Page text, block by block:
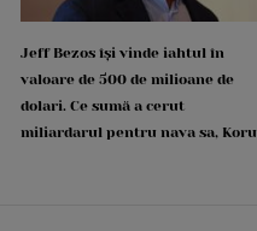
Jeff Bezos își vinde iahtul în
valoare de 500 de milioane de
dolari. Ce sumă a cerut
miliardarul pentru nava sa, Koru